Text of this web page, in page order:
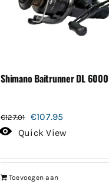
Shimano Baitrunner DL
€127.01
Oorspronkelijke
prijs
€127.01.
€107.95
prijs
€107.95.
Quick View
Toevoegen aan